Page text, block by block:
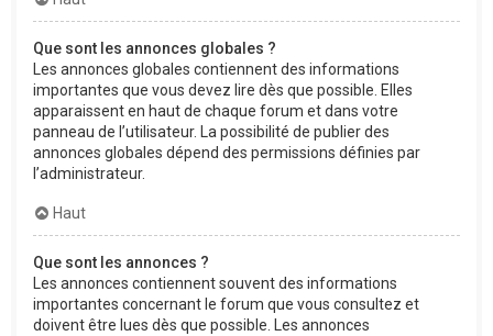
Que sont les annonces globales ?
Les annonces globales contiennent des informations
importantes que vous devez lire dès que possible. Elles
apparaissent en haut de chaque forum et dans votre
panneau de l’utilisateur. La possibilité de publier des
annonces globales dépend des permissions définies par
l’administrateur.
Haut
Que sont les annonces ?
Les annonces contiennent souvent des informations
importantes concernant le forum que vous consultez et
doivent être lues dès que possible. Les annonces